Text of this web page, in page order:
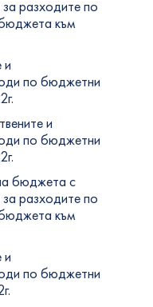
разходите по
към
и
по бюджетни
и
по бюджетни
бюджета с
разходите по
към
и
по бюджетни